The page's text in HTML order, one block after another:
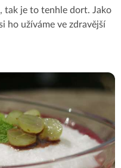
tak je to tenhle dort. Jako
ho užíváme ve zdravější